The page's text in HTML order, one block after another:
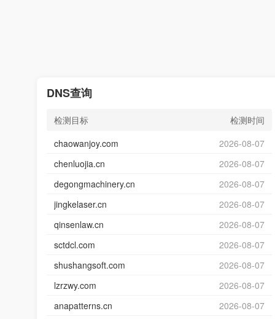
DNS查询
检测目标
检测时间
chaowanjoy.com
2026-08-07
chenluojia.cn
2026-08-07
degongmachinery.cn
2026-08-07
jingkelaser.cn
2026-08-07
qinsenlaw.cn
2026-08-07
sctdcl.com
2026-08-07
shushangsoft.com
2026-08-07
lzrzwy.com
2026-08-07
anapatterns.cn
2026-08-07